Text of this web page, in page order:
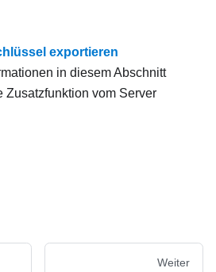
exportieren
in diesem Abschnitt
Zusatzfunktion vom Server
Weiter